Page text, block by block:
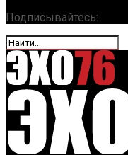
Подписывайтесь: